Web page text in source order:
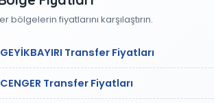
bölgelerin fiyatlarını karşılaştırın.
Transfer Fiyatları
Transfer Fiyatları